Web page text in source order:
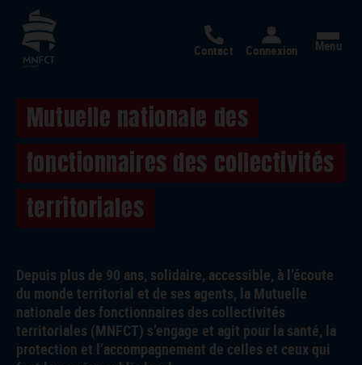
Contact Connexion Menu
Mutuelle nationale des
fonctionnaires des collectivités
territoriales
Depuis plus de 90 ans, solidaire, accessible, à l’écoute
du monde territorial et de ses agents, la Mutuelle
nationale des fonctionnaires des collectivités
territoriales (MNFCT) s’engage et agit pour la santé, la
protection et l’accompagnement de celles et ceux qui